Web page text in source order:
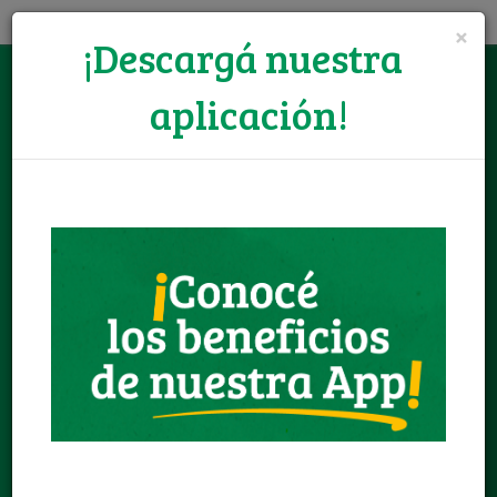
Ofertas
Llamanos:
+595 986 737 100
Envianos un email:
consultas@sendit.com.py
×
¡Descargá nuestra
aplicación!